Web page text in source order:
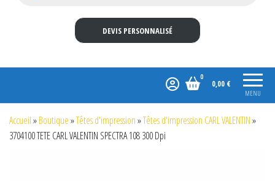
DEVIS PERSONNALISÉ
MENU
0
0,00 €
Accueil»Boutique»Têtes d'impression»Têtes d'impression CARL VALENTIN»
3704100 TETE CARL VALENTIN SPECTRA 108 300 Dpi